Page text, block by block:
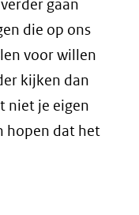
gaan
die op ons
voor willen
kijken dan
niet je eigen
hopen dat het